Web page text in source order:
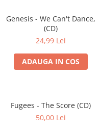
Genesis - We Can't Dance,
(CD)
24,99 Lei
ADAUGA IN COS
Fugees - The Score (CD)
50,00 Lei